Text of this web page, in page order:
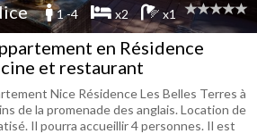
1 -4 x2 x1
en Résidence
et restaurant
Nice Résidence Les Belles Terres à
de la promenade des anglais. Location de
Il pourra accueillir 4 personnes. Il est